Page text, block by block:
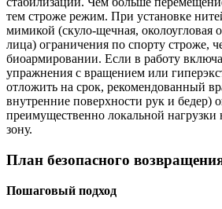
тем строже режим. При установке
мимикой (скуло-щечная, околоугловая
лица) ограничения по спорту строже,
биоармировании. Если в работу
упражнения с вращением или
отложить на срок, рекомендованный
внутренние поверхности рук и бедер)
преимущественно локальной нагрузки
зону.
План безопасного
Пошаговый подход